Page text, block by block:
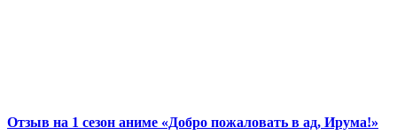
Отзыв на 1 сезон аниме «Добро пожаловать в ад, Ирума!»